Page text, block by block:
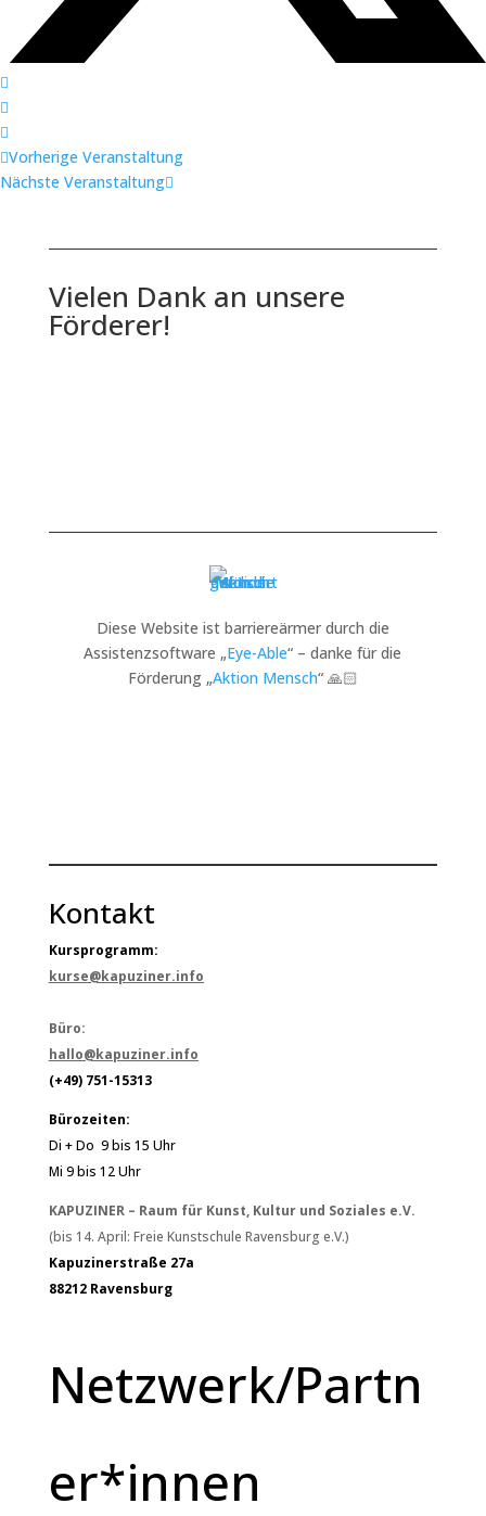
Vorherige Veranstaltung
Nächste Veranstaltung
Vielen Dank an unsere
Förderer!
Diese Website ist barriereärmer durch die
Assistenzsoftware „Eye-Able“ – danke für die
Förderung „Aktion Mensch“ 🙏🏻
Kontakt
Kursprogramm:
kurse@kapuziner.info
Büro:
hallo@kapuziner.info
(+49) 751-15313
Bürozeiten:
Di + Do 9 bis 15 Uhr
Mi 9 bis 12 Uhr
KAPUZINER – Raum für Kunst, Kultur und Soziales e.V.
(bis 14. April: Freie Kunstschule Ravensburg e.V.)
Kapuzinerstraße 27a
88212 Ravensburg
Netzwerk/Partn
er*innen